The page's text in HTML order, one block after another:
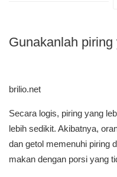
Gunakanlah
brilio.net
Secara logis, piring yang
lebih sedikit. Akibatnya,
dan getol memenuhi piring
makan dengan porsi yang